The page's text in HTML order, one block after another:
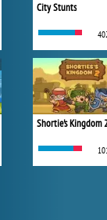
City Stunts
Shortie's Kingdom